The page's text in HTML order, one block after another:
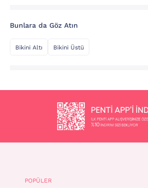
Bunlara da Göz Atın
Bikini Altı Bikini Üstü
POPÜLER